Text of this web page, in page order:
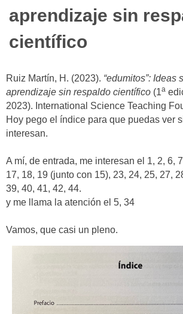
aprendizaje sin
científico
Ruiz Martín, H. (2023). “edumitos”: Ideas
aprendizaje sin respaldo científico (1a
2023). International Science Teaching
Hoy pego el índice para que puedas ver
interesan.
A mí, de entrada, me interesan el 1, 2, 6,
17, 18, 19 (junto con 15), 23, 24, 25, 27,
39, 40, 41, 42, 44.
y me llama la atención el 5, 34
Vamos, que casi un pleno.